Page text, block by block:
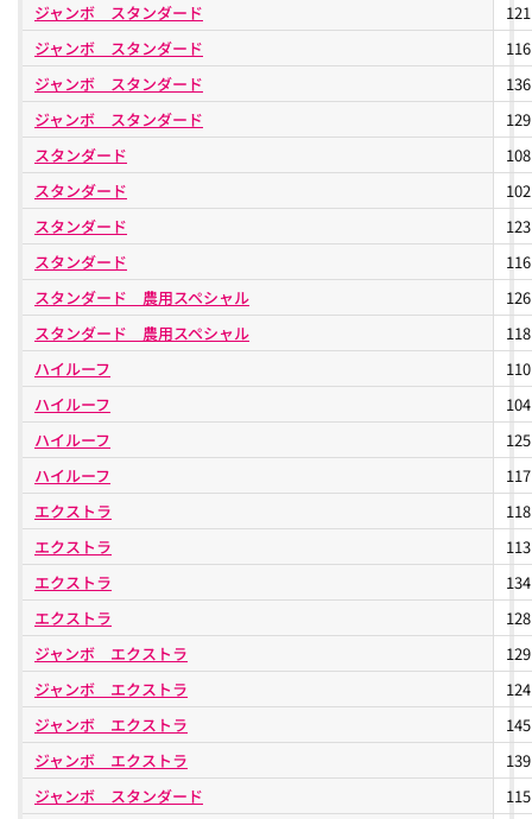
ジャンボ スタンダード
ジャンボ スタンダード
ジャンボ スタンダード
ジャンボ スタンダード
スタンダード
スタンダード
スタンダード
スタンダード
スタンダード 農用スペシャル
スタンダード 農用スペシャル
ハイルーフ
ハイルーフ
ハイルーフ
ハイルーフ
エクストラ
エクストラ
エクストラ
エクストラ
ジャンボ エクストラ
ジャンボ エクストラ
ジャンボ エクストラ
ジャンボ エクストラ
ジャンボ スタンダード